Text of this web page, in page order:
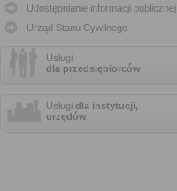
Udostępnianie informacji publicznej
Urząd Stanu Cywilnego
Usługi
dla przedsiębiorców
Usługi dla instytucji,
urzędów